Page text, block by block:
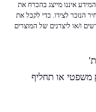
איננו מייצג בהכרח את
הנזכר לצידו. כדי לקבל את
ו/או ליצרנים של המוצרים
משפטי או תחליף